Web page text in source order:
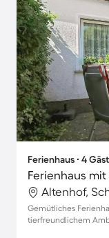
Ferienhaus ∙ 4
Ferienhaus mit
Altenhof,
Gemütliches
tierfreundlichem